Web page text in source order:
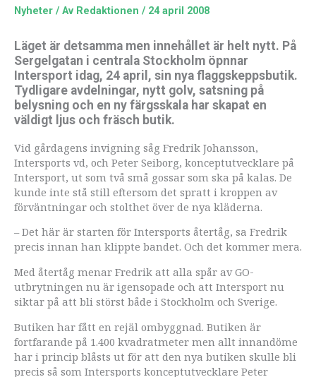
Nyheter / Av Redaktionen / 24 april 2008
Läget är detsamma men innehållet är helt nytt. På
Sergelgatan i centrala Stockholm öpnnar
Intersport idag, 24 april, sin nya flaggskeppsbutik.
Tydligare avdelningar, nytt golv, satsning på
belysning och en ny färgsskala har skapat en
väldigt ljus och fräsch butik.
Vid gårdagens invigning såg Fredrik Johansson,
Intersports vd, och Peter Seiborg, konceptutvecklare på
Intersport, ut som två små gossar som ska på kalas. De
kunde inte stå still eftersom det spratt i kroppen av
förväntningar och stolthet över de nya kläderna.
– Det här är starten för Intersports återtåg, sa Fredrik
precis innan han klippte bandet. Och det kommer mera.
Med återtåg menar Fredrik att alla spår av GO-
utbrytningen nu är igensopade och att Intersport nu
siktar på att bli störst både i Stockholm och Sverige.
Butiken har fått en rejäl ombyggnad. Butiken är
fortfarande på 1.400 kvadratmeter men allt innandöme
har i princip blåsts ut för att den nya butiken skulle bli
precis så som Intersports konceptutvecklare Peter